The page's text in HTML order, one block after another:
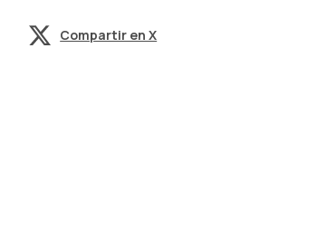
Compartir en X